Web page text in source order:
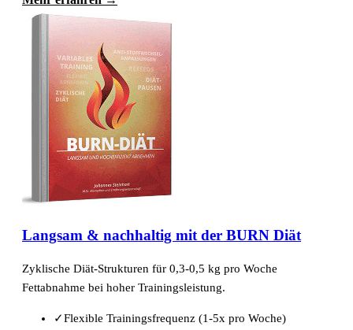
Langsam & nachhaltig mit der BURN Diät
Zyklische Diät-Strukturen für 0,3-0,5 kg pro Woche
Fettabnahme bei hoher Trainingsleistung.
✓Flexible Trainingsfrequenz (1-5x pro Woche)